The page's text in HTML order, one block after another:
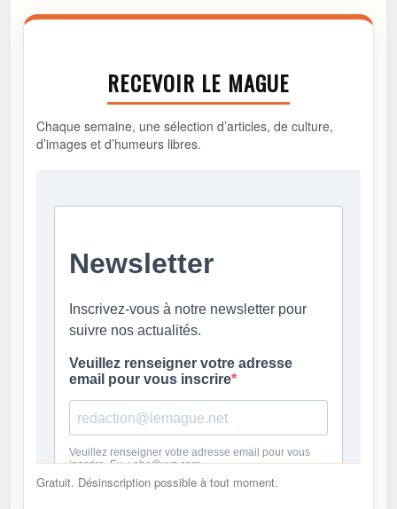
RECEVOIR LE MAGUE
Chaque semaine, une sélection d’articles, de culture,
d’images et d’humeurs libres.
Gratuit. Désinscription possible à tout moment.